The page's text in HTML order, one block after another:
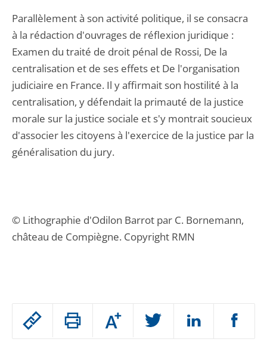
Passer
Augmenter
ou
Parallèlement à son activité politique, il se consacra
à la rédaction d'ouvrages de réflexion juridique :
Examen du traité de droit pénal de Rossi, De la
centralisation et de ses effets et De l'organisation
judiciaire en France. Il y affirmait son hostilité à la
centralisation, y défendait la primauté de la justice
morale sur la justice sociale et s'y montrait soucieux
d'associer les citoyens à l'exercice de la justice par la
généralisation du jury.
© Lithographie d'Odilon Barrot par C. Bornemann,
château de Compiègne. Copyright RMN